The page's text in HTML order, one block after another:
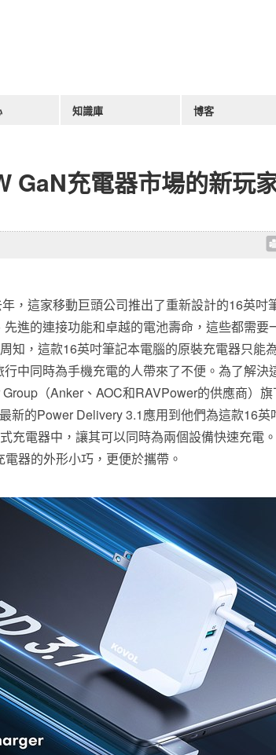
GaN充電器市場的新玩
，這家移動巨頭公司推出了重新設計的16英吋
進的連接功能和卓越的電池壽命，這些都需要
知，這款16英吋筆記本電腦的原裝充電器只能
中同時為手機充電的人帶來了不便。為了解決
（Anker、AOC和RAVPower的供應商）旗
新的Power Delivery 3.1應用到他們為這款16英
充電器中，讓其可以同時為兩個設備快速充電
器的外形小巧，更便於攜帶。
知識庫 博客